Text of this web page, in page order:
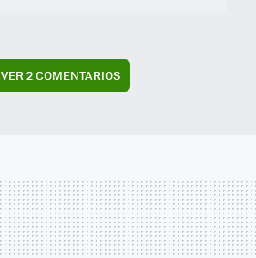
VER2 COMENTARIOS